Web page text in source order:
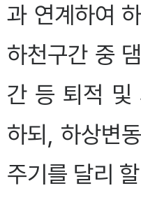
과 연계하여
하천구간 중
간 등 퇴적 및
하되, 하상변
주기를 달리